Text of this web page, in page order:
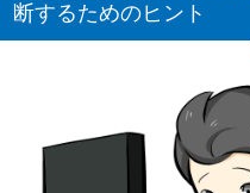
断するためのヒント